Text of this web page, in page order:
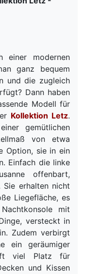
einer modernen
ganz bequem
und die zugleich
Dann haben
Modell für
Kollektion Letz.
gemütlichen
von etwa
Option, sie in ein
Einfach die linke
offenbart,
erhalten nicht
Liegefläche, es
mit
versteckt in
Zudem verbirgt
ein geräumiger
viel Platz für
und Kissen